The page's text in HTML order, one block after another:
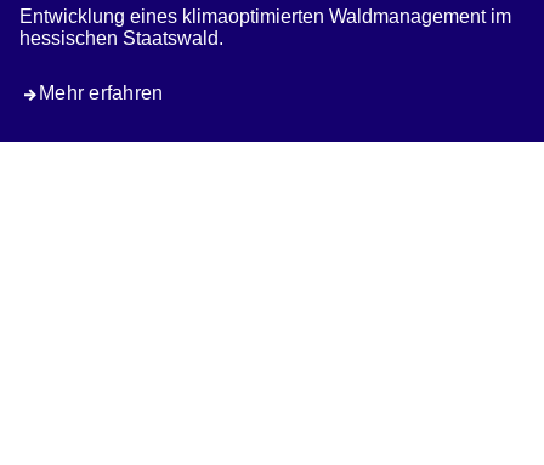
Entwicklung eines klimaoptimierten Waldmanagement im
hessischen Staatswald.
Mehr erfahren